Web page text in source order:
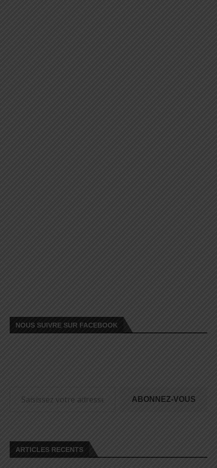
NOUS SUIVRE SUR FACEBOOK
ABONNEZ-VOUS
ARTICLES RECENTS